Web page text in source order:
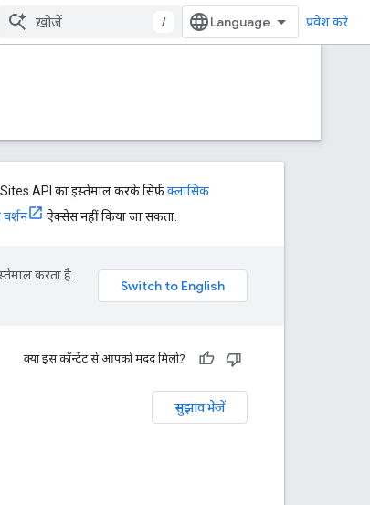
/ प्रवेश करें
API का इस्तेमाल करके सिर्फ़क्लासिक
वर्शन ऐक्सेस नहीं किया जा सकता.
करता है.
क्या इस कॉन्टेंट से आपको मदद मिली?
सुझाव भेजें